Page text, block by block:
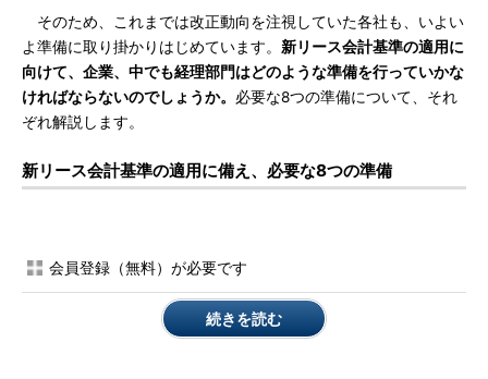
そのため、これまでは改正動向を注視していた各社も、いよい
よ準備に取り掛かりはじめています。 新リース会計基準の適用に
向けて、企業、中でも経理部門はどのような準備を行っていかな
ければならないのでしょうか。 必要な8つの準備について、それ
ぞれ解説します。
新リース会計基準の適用に備え、必要な8つの準備
会員登録（無料）が必要です
続きを読む